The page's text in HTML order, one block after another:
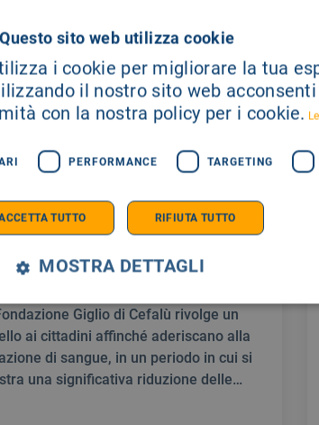
STAMPA 23/07/2026
di sangue, dal Giglio invito
per garantire interventi
Giglio di Cefalù rivolge un
ai cittadini affinché aderiscano alla
di sangue, in un periodo in cui si
una significativa riduzione delle
Questo sito web utilizza cookie
i cookie per migliorare la tua
il nostro sito web
con la nostra policy per i cookie.
PERFORMANCE TARGETING
TUTTO RIFIUTA TUTTO
MOSTRA DETTAGLI